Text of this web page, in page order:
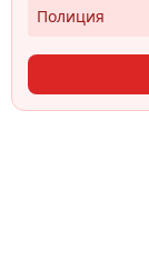
Полиция